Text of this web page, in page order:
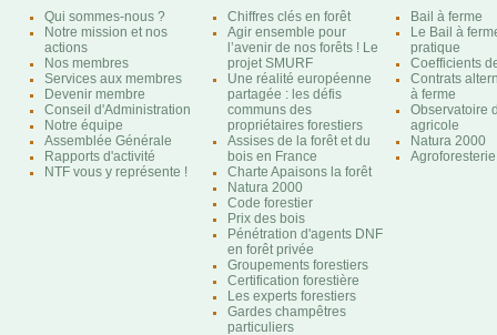
Qui sommes-nous ?
Notre mission et nos
actions
Nos membres
Services aux membres
Devenir membre
Conseil d'Administration
Notre équipe
Assemblée Générale
Rapports d'activité
NTF vous y représente !
Chiffres clés en forêt
Agir ensemble pour
l’avenir de nos forêts ! Le
projet SMURF
Une réalité européenne
partagée : les défis
communs des
propriétaires forestiers
Assises de la forêt et du
bois en France
Charte Apaisons la forêt
Natura 2000
Code forestier
Prix des bois
Pénétration d'agents DNF
en forêt privée
Groupements forestiers
Certification forestière
Les experts forestiers
Gardes champêtres
particuliers
Bail à ferme
Le Bail à
pratique
Coefficients
Contrats
à ferme
Observatoire
agricole
Natura 2000